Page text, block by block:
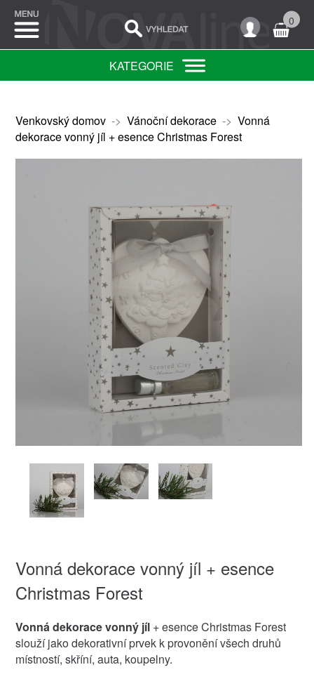
0
KATEGORIE
Venkovský domov-> Vánoční dekorace-> Vonná
dekorace vonný jíl + esence Christmas Forest
Vonná dekorace vonný jíl + esence
Christmas Forest
Vonná dekorace vonný jíl+ esence Christmas Forest
slouží jako dekorativní prvek k provonění všech druhů
místností, skříní, auta, koupelny.